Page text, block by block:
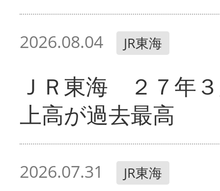
2026.08.04 JR東海
ＪＲ東海 ２７年
上高が過去最高
2026.07.31 JR東海